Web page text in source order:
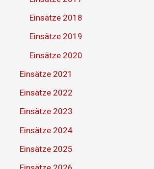
Einsätze 2018
Einsätze 2019
Einsätze 2020
Einsätze 2021
Einsätze 2022
Einsätze 2023
Einsätze 2024
Einsätze 2025